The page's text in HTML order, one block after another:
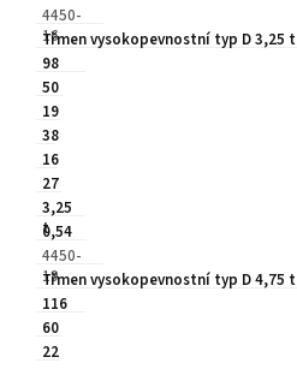
4450-
16
Třmen vysokopevnostní typ D 3,25 t
98
50
19
38
16
27
3,25
t
0,54
4450-
19
Třmen vysokopevnostní typ D 4,75 t
116
60
22